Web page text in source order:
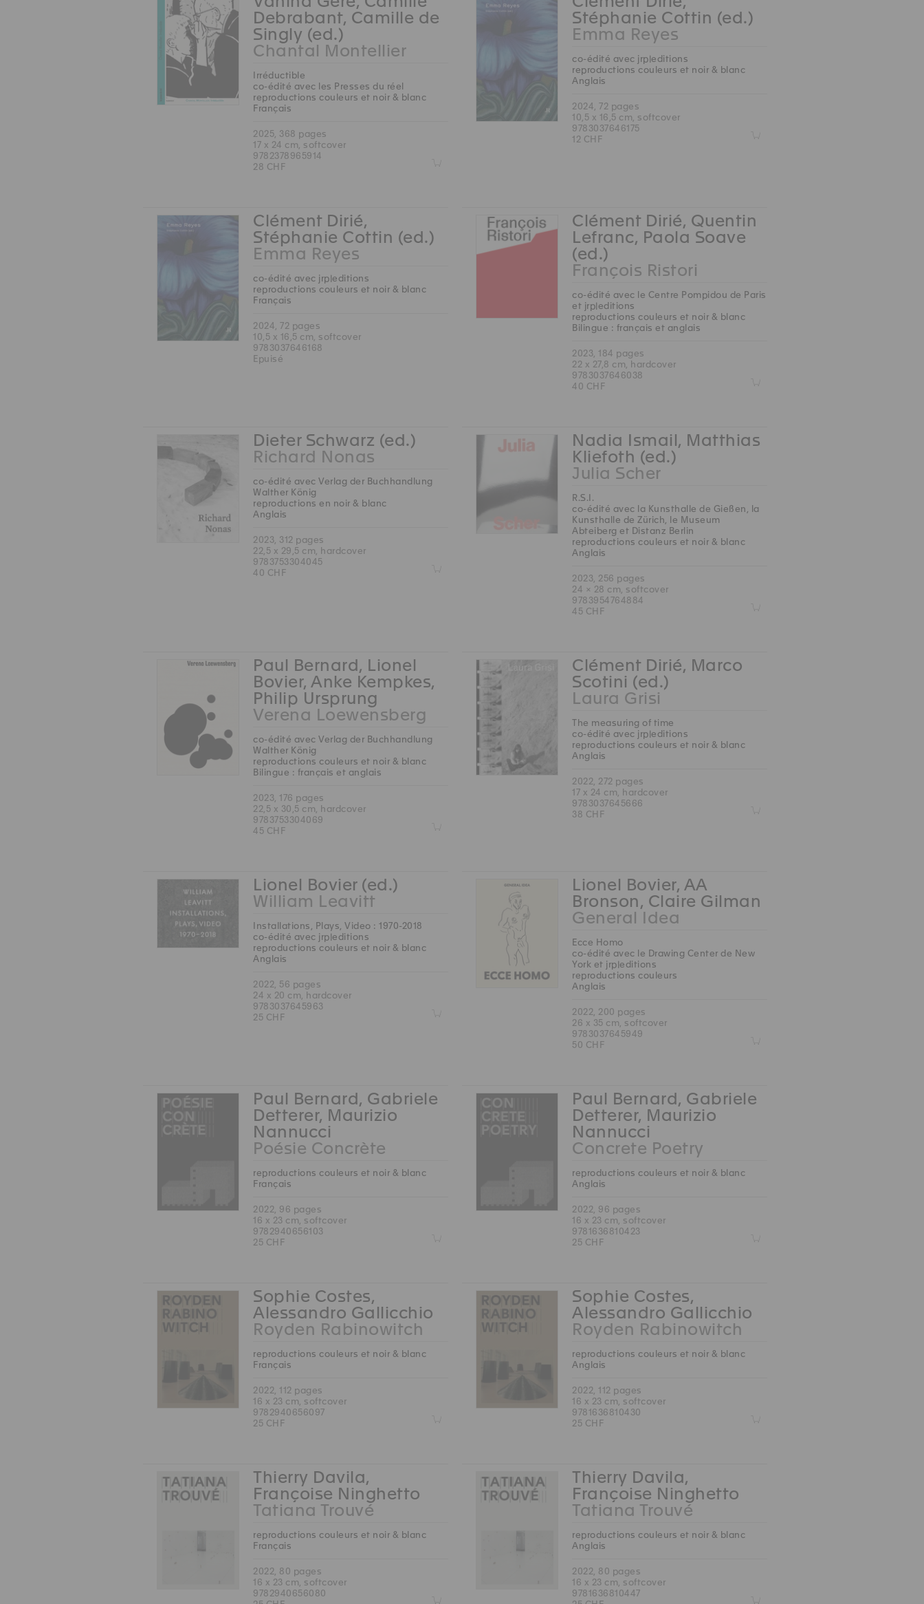
Debrabant, Camille de
Singly (ed.)
Chantal Montellier
Irréductible
co-édité avec les Presses du réel
reproductions couleurs et noir & blanc
Français
2025, 368 pages
17 x 24 cm, softcover
9782378965914
28 CHF
Z
Stéphanie Cottin (ed.)
Emma Reyes
co-édité avec jrp|editions
reproductions couleurs et noir & blanc
Anglais
2024, 72 pages
10,5 x 16,5 cm, softcover
9783037646175
12 CHF
Z
Clément Dirié,
Stéphanie Cottin (ed.)
Emma Reyes
co-édité avec jrp|editions
reproductions couleurs et noir & blanc
Français
2024, 72 pages
10,5 x 16,5 cm, softcover
9783037646168
Epuisé
Clément Dirié, Quentin
Lefranc, Paola Soave
(ed.)
François Ristori
co-édité avec le Centre Pompidou de Paris
et jrp|editions
reproductions couleurs et noir & blanc
Bilingue : français et anglais
2023, 184 pages
22 x 27,8 cm, hardcover
9783037646038
40 CHF
Z
Dieter Schwarz (ed.)
Richard Nonas
co-édité avec Verlag der Buchhandlung
Walther König
reproductions en noir & blanc
Anglais
2023, 312 pages
22,5 x 29,5 cm, hardcover
9783753304045
40 CHF
Z
Nadia Ismail, Matthias
Kliefoth (ed.)
Julia Scher
R.S.I.
co-édité avec la Kunsthalle de Gießen, la
Kunsthalle de Zürich, le Museum
Abteiberg et Distanz Berlin
reproductions couleurs et noir & blanc
Anglais
2023, 256 pages
24 × 28 cm, softcover
9783954764884
45 CHF
Z
Paul Bernard, Lionel
Bovier, Anke Kempkes,
Philip Ursprung
Verena Loewensberg
co-édité avec Verlag der Buchhandlung
Walther König
reproductions couleurs et noir & blanc
Bilingue : français et anglais
2023, 176 pages
22,5 x 30,5 cm, hardcover
9783753304069
45 CHF
Z
Clément Dirié, Marco
Scotini (ed.)
Laura Grisi
The measuring of time
co-édité avec jrp|editions
reproductions couleurs et noir & blanc
Anglais
2022, 272 pages
17 x 24 cm, hardcover
9783037645666
38 CHF
Z
Lionel Bovier (ed.)
William Leavitt
Installations, Plays, Video : 1970-2018
co-édité avec jrp|editions
reproductions couleurs et noir & blanc
Anglais
2022, 56 pages
24 x 20 cm, hardcover
9783037645963
25 CHF
Z
Lionel Bovier, AA
Bronson, Claire Gilman
General Idea
Ecce Homo
co-édité avec le Drawing Center de New
York et jrp|editions
reproductions couleurs
Anglais
2022, 200 pages
26 x 35 cm, softcover
9783037645949
50 CHF
Z
Paul Bernard, Gabriele
Detterer, Maurizio
Nannucci
Poésie Concrète
reproductions couleurs et noir & blanc
Français
2022, 96 pages
16 x 23 cm, softcover
9782940656103
25 CHF
Z
Paul Bernard, Gabriele
Detterer, Maurizio
Nannucci
Concrete Poetry
reproductions couleurs et noir & blanc
Anglais
2022, 96 pages
16 x 23 cm, softcover
9781636810423
25 CHF
Z
Sophie Costes,
Alessandro Gallicchio
Royden Rabinowitch
reproductions couleurs et noir & blanc
Français
2022, 112 pages
16 x 23 cm, softcover
9782940656097
25 CHF
Z
Sophie Costes,
Alessandro Gallicchio
Royden Rabinowitch
reproductions couleurs et noir & blanc
Anglais
2022, 112 pages
16 x 23 cm, softcover
9781636810430
25 CHF
Z
Thierry Davila,
Françoise Ninghetto
Tatiana Trouvé
reproductions couleurs et noir & blanc
Français
2022, 80 pages
16 x 23 cm, softcover
9782940656080
Z
Thierry Davila,
Françoise Ninghetto
Tatiana Trouvé
reproductions couleurs et noir & blanc
Anglais
2022, 80 pages
16 x 23 cm, softcover
9781636810447
Z